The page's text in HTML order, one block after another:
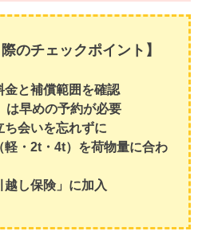
のチェックポイント】
金と補償範囲を確認
は早めの予約が必要
会いを忘れずに
軽・2t・4t）を荷物量に合わ
し保険」に加入